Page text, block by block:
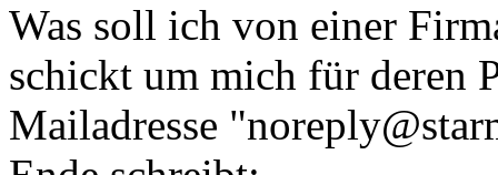
Was soll ich von einer
schickt um mich für deren
Mailadresse